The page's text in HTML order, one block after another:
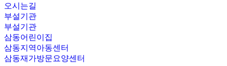
오시는길
부설기관
부설기관
삼동어린이집
삼동지역아동센터
삼동재가방문요양센터